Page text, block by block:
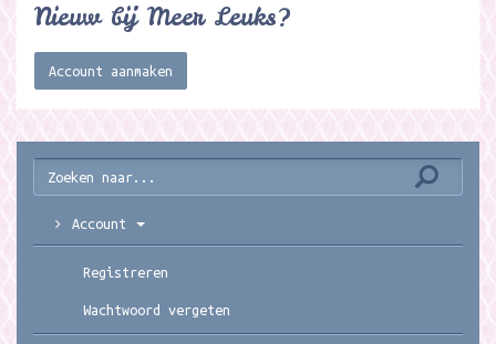
Nieuw bij Meer Leuks?
Account aanmaken
Account
Registreren
Wachtwoord vergeten